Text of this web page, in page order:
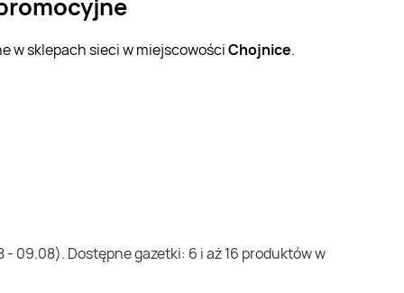
w sklepach sieci w miejscowościChojnice.
09.08). Dostępne gazetki: 6 i aż 16 produktów w